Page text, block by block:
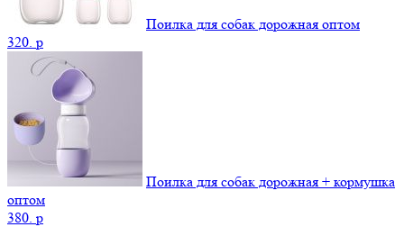
Поилка для собак дорожная оптом
320. p
Поилка для собак дорожная + кормушка
оптом
380. p